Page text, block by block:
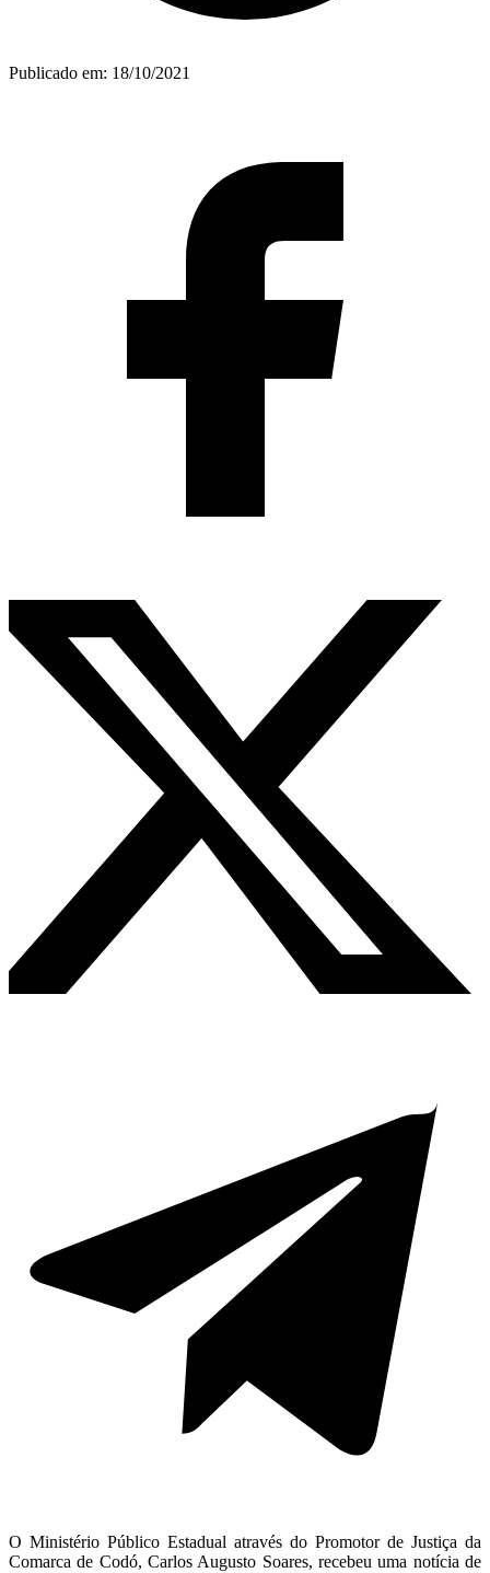
Publicado em: 18/10/2021
O Ministério Público Estadual através do Promotor de Justiça da
Comarca de Codó, Carlos Augusto Soares, recebeu uma notícia de